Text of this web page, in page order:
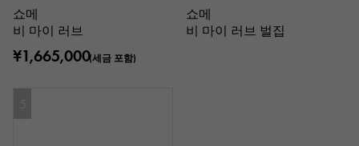
쇼메
비 마이 러브
¥1,665,000(세금 포함)
쇼메
비 마이 러브 벌집
5